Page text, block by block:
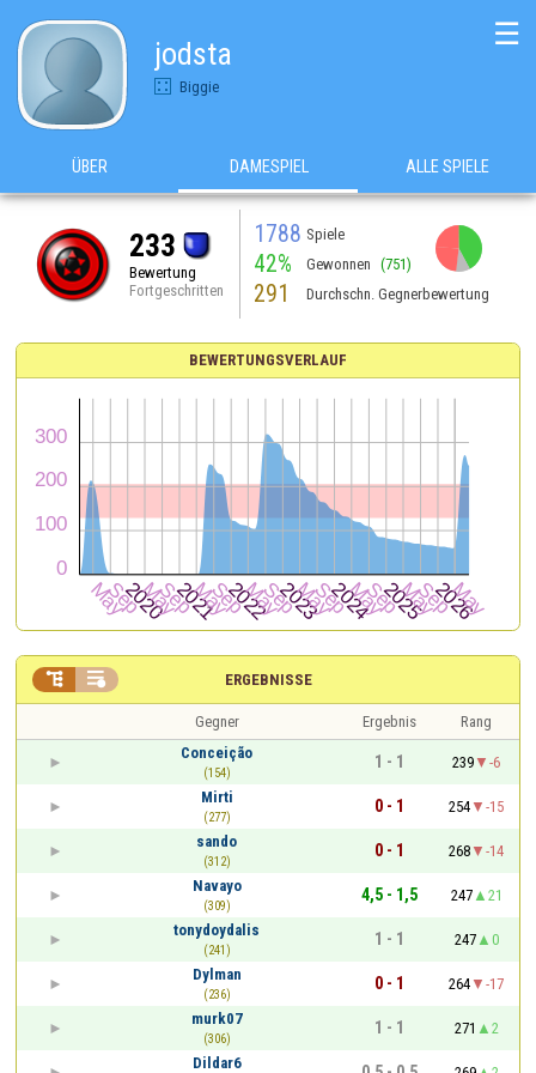
jodsta
Biggie
☰
ÜBER DAMESPIEL ALLE SPIELE
233
Bewertung
Fortgeschritten
1788 Spiele
42% Gewonnen (751)
291 Durchschn. Gegnerbewertung
BEWERTUNGSVERLAUF
ERGEBNISSE
 
Gegner Ergebnis
Rang
Conceição
(154)
1 - 1 239
-6
Mirti
(277)
0 - 1 254
-15
sando
(312)
0 - 1 268
-14
Navayo
(309)
4,5 - 1,5 247
21
tonydoydalis
(241)
1 - 1 247
0
Dylman
(236)
0 - 1 264
-17
murk07
(306)
1 - 1 271
2
Dildar6